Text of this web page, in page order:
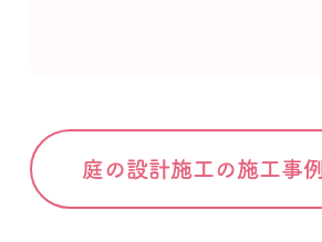
庭の設計施工の施工事